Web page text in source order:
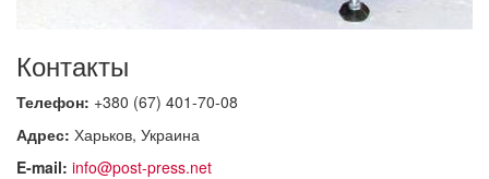
Контакты
Телефон: +380 (67) 401-70-08
Адрес: Харьков, Украина
E-mail: info@post-press.net